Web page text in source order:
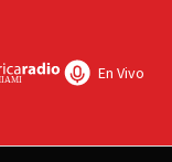
En Vivo